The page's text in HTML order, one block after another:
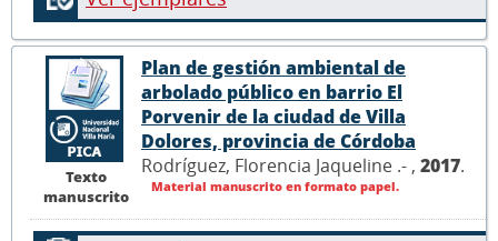
Texto
manuscrito
Plan de gestión ambiental de
arbolado público en barrio El
Porvenir de la ciudad de Villa
Dolores, provincia de Córdoba
Rodríguez, Florencia Jaqueline .- , 2017.
Material manuscrito en formato papel.